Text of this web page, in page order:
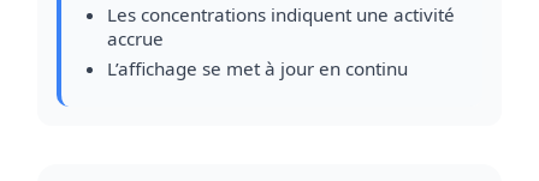
Les concentrations indiquent une activité
accrue
L’affichage se met à jour en continu